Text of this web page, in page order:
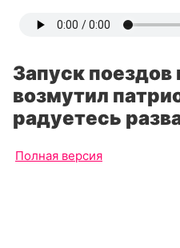
Запуск
возмутил
радуетесь
Полная версия